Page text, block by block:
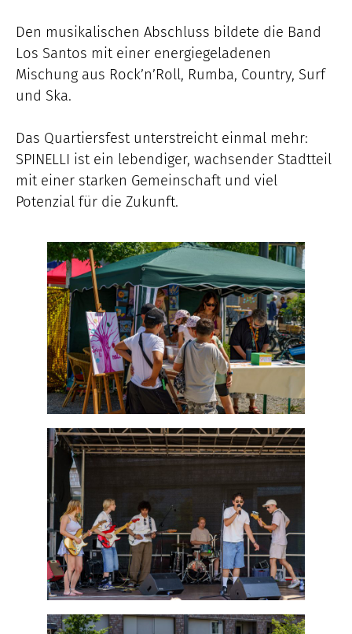
Den musikalischen Abschluss bildete die Band
Los Santos mit einer energiegeladenen
Mischung aus Rock’n’Roll, Rumba, Country, Surf
und Ska.
Das Quartiersfest unterstreicht einmal mehr:
SPINELLI ist ein lebendiger, wachsender Stadtteil
mit einer starken Gemeinschaft und viel
Potenzial für die Zukunft.